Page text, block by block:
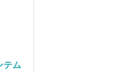
テム